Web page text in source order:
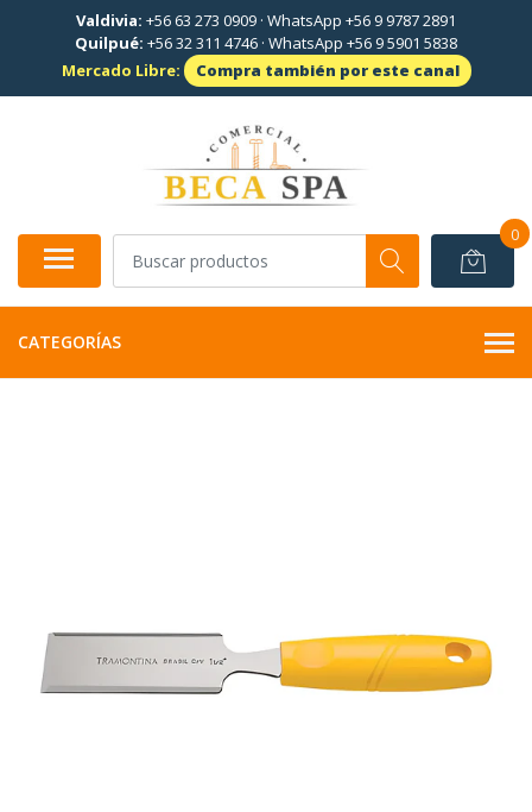
Valdivia: +56 63 273 0909 · WhatsApp +56 9 9787 2891
Quilpué: +56 32 311 4746 · WhatsApp +56 9 5901 5838
Mercado Libre:
Compra también por este canal
0
CATEGORÍAS